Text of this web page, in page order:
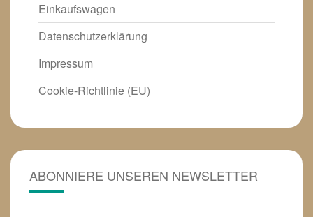
Einkaufswagen
Datenschutzerklärung
Impressum
Cookie-Richtlinie (EU)
ABONNIERE UNSEREN NEWSLETTER